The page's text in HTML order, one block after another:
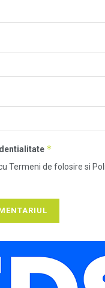
*
Termeni de folosire si